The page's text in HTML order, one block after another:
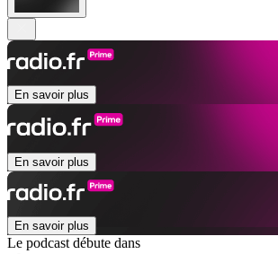
En savoir plus
En savoir plus
En savoir plus
Le podcast débute dans